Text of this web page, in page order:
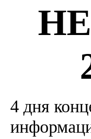
4 дня